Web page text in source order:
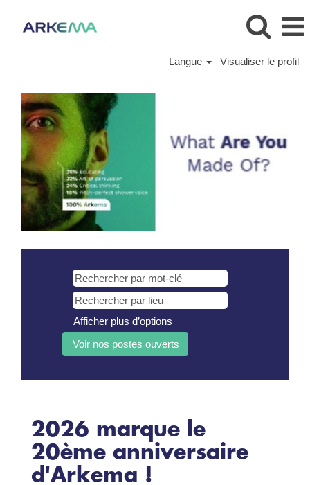
Langue Visualiser le profil
Afficher plus d’options
2026 marque le
20ème anniversaire
d'Arkema !